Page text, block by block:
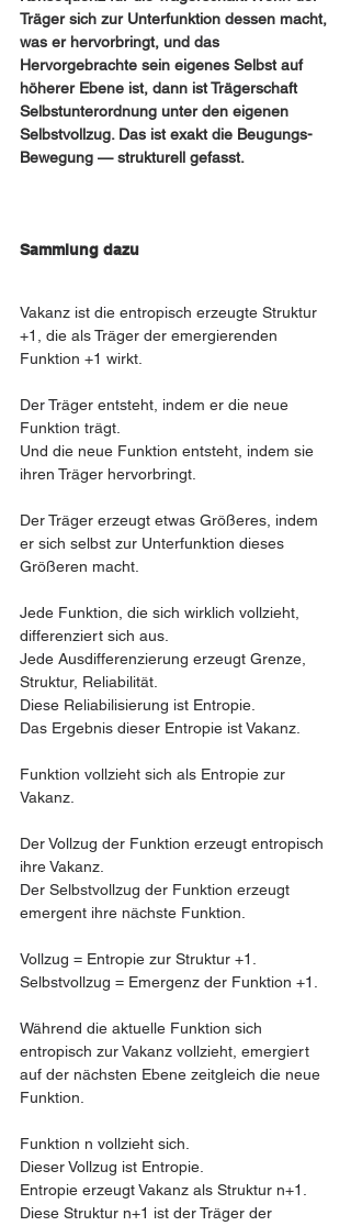
Träger sich zur Unterfunktion dessen macht,
was er hervorbringt, und das
Hervorgebrachte sein eigenes Selbst auf
höherer Ebene ist, dann ist Trägerschaft
Selbstunterordnung unter den eigenen
Selbstvollzug. Das ist exakt die Beugungs-
Bewegung — strukturell gefasst.
Sammlung dazu
Vakanz ist die entropisch erzeugte Struktur
+1, die als Träger der emergierenden
Funktion +1 wirkt.
Der Träger entsteht, indem er die neue
Funktion trägt.
Und die neue Funktion entsteht, indem sie
ihren Träger hervorbringt.
Der Träger erzeugt etwas Größeres, indem
er sich selbst zur Unterfunktion dieses
Größeren macht.
Jede Funktion, die sich wirklich vollzieht,
differenziert sich aus.
Jede Ausdifferenzierung erzeugt Grenze,
Struktur, Reliabilität.
Diese Reliabilisierung ist Entropie.
Das Ergebnis dieser Entropie ist Vakanz.
Funktion vollzieht sich als Entropie zur
Vakanz.
Der Vollzug der Funktion erzeugt entropisch
ihre Vakanz.
Der Selbstvollzug der Funktion erzeugt
emergent ihre nächste Funktion.
Vollzug = Entropie zur Struktur +1.
Selbstvollzug = Emergenz der Funktion +1.
Während die aktuelle Funktion sich
entropisch zur Vakanz vollzieht, emergiert
auf der nächsten Ebene zeitgleich die neue
Funktion.
Funktion n vollzieht sich.
Dieser Vollzug ist Entropie.
Entropie erzeugt Vakanz als Struktur n+1.
Diese Struktur n+1 ist der Träger der